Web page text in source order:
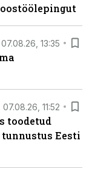
07.08.26, 13:35
07.08.26, 11:52
toodetud
Eesti